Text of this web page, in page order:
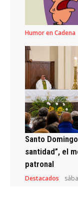
Humor en Cadena
Santo
santidad”, el
patronal
Destacados